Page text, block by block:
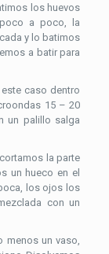
los huevos
a poco, la
y lo batimos
a batir para
caso dentro
15 – 20
un palillo salga
la parte
un hueco en el
los ojos los
con un
menos un vaso,